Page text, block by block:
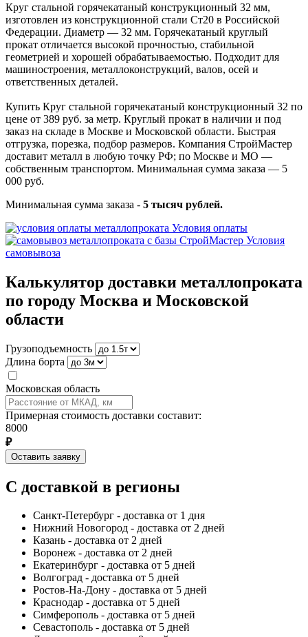
Круг стальной горячекатаный конструкционный 32 мм,
изготовлен из конструкционной стали Ст20 в Российской
Федерации. Диаметр — 32 мм. Горячекатаный круглый
прокат отличается высокой прочностью, стабильной
геометрией и хорошей обрабатываемостью. Подходит для
машиностроения, металлоконструкций, валов, осей и
ответственных деталей.
Купить Круг стальной горячекатаный конструкционный 32 по
цене от 389 руб. за метр. Круглый прокат в наличии и под
заказ на складе в Москве и Московской области. Быстрая
отгрузка, порезка, подбор размеров. Компания СтройМастер
доставит металл в любую точку РФ; по Москве и МО —
собственным транспортом. Минимальная сумма заказа — 5
000 руб.
Минимальная сумма заказа - 5 тысяч рублей.
Условия оплаты
Условия
самовывоза
Калькулятор доставки металлопроката
по городу Москва и Московской
области
Грузоподъемность
Длина борта
Московская область
Примерная стоимость доставки составит:
8000
₽
Оставить заявку
С доставкой в регионы
Санкт-Петербург - доставка от 1 дня
Нижний Новогород - доставка от 2 дней
Казань - доставка от 2 дней
Воронеж - доставка от 2 дней
Екатеринбург - доставка от 5 дней
Волгоград - доставка от 5 дней
Ростов-На-Дону - доставка от 5 дней
Краснодар - доставка от 5 дней
Симферополь - доставка от 5 дней
Севастополь - доставка от 5 дней